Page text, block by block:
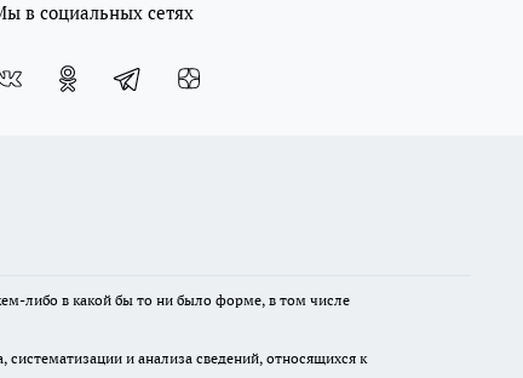
в социальных сетях
либо в какой бы то ни было форме, в том числе
и анализа сведений, относящихся к